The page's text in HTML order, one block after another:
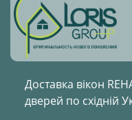
Доставка вікон
дверей по східній